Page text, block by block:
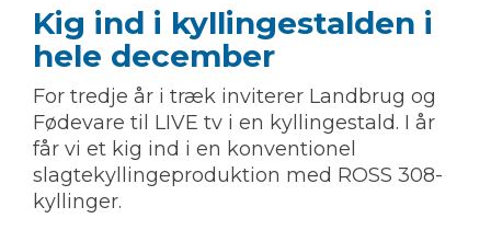
OM OS
PRODUKTER FOR DYRLÆGER
CEVA på verdensplan
Kig ind i kyllingestalden i
hele december
For tredje år i træk inviterer Landbrug og
Fødevare til LIVE tv i en kyllingestald. I år
får vi et kig ind i en konventionel
slagtekyllingeproduktion med ROSS 308-
kyllinger.